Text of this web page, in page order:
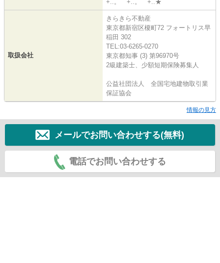
+..。゜+..。゜+..★
取扱会社
きらきら不動産
東京都新宿区榎町72 フォートリス早
稲田 302
TEL:03-6265-0270
東京都知事 (3) 第96970号
2級建築士、少額短期保険募集人
公益社団法人 全国宅地建物取引業
保証協会
情報の見方
メールでお問い合わせする(無料)
電話でお問い合わせする